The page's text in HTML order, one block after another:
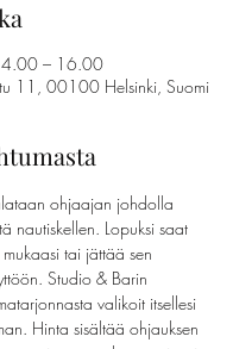
– 16.00
11, 00100 Helsinki, Suomi
ohjaajan johdolla
nautiskellen. Lopuksi saat
tai jättää sen
Studio & Barin
valikoit itsellesi
Hinta sisältää ohjauksen